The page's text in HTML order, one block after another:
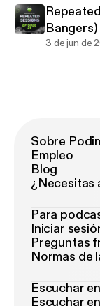
Bangers)
3 de jun de
Sobre
Empleo
Blog
¿Necesitas
Para
Iniciar
Preguntas
Normas de
Escuchar
Escuchar